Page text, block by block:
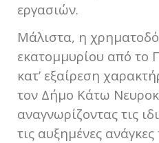
εργασιών.
Μάλιστα, η
εκατομμυρίου από το
κατ’ εξαίρεση
τον Δήμο Κάτω
αναγνωρίζοντας τις
τις αυξημένες